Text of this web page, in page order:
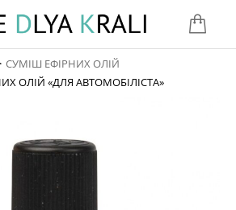
СУМІШ ЕФІРНИХ ОЛІЙ
ОЛІЙ «ДЛЯ АВТОМОБІЛІСТА»